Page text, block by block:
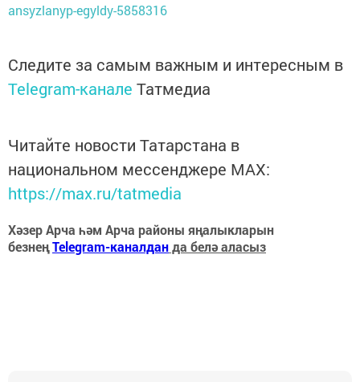
ansyzlanyp-egyldy-5858316
Следите за самым важным и интересным в
Telegram-канале Татмедиа
Читайте новости Татарстана в
национальном мессенджере MАХ:
https://max.ru/tatmedia
Хәзер Арча һәм Арча районы яңалыкларын
безнеңTelegram-каналданда белә аласыз